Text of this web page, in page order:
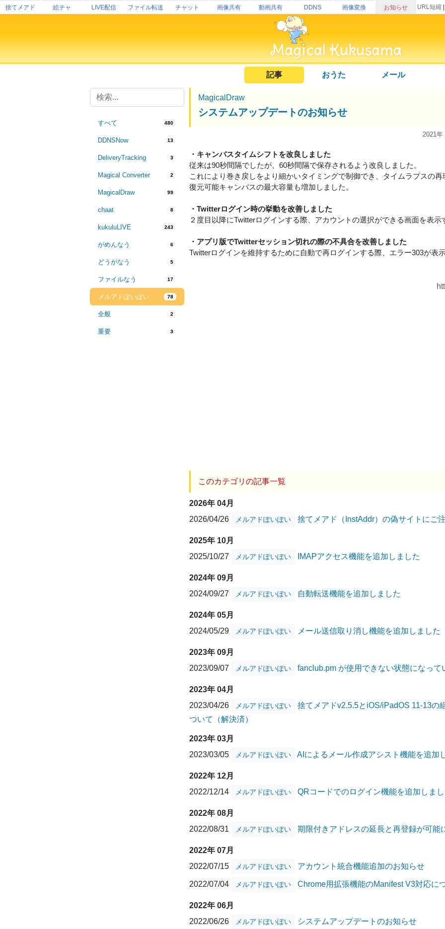
捨てメアド 絵チャ LIVE配信 ファイル転送 チャット 画像共有 動画共有 DDNS 画像変換 お知らせ URL短縮
記事 おうた メール
すべて 480
DDNSNow 13
DeliveryTracking 3
Magical Converter 2
MagicalDraw 99
chaat 8
kukuluLIVE 243
がめんなう 6
どうがなう 5
ファイルなう 17
メルアドぽいぽい 78
全般 2
重要 3
MagicalDraw
システムアップデートのお知らせ
2021年
・キャンバスタイムシフトを改良しました
従来は90秒間隔でしたが、60秒間隔で保存されるよう改良しました。
これにより巻き戻しをより細かいタイミングで制御でき、タイムラプスの再
復元可能キャンバスの最大容量も増加しました。
・Twitterログイン時の挙動を改善しました
２度目以降にTwitterログインする際、アカウントの選択ができる画面を表示
・アプリ版でTwitterセッション切れの際の不具合を改善しました
Twitterログインを維持するために自動で再ログインする際、エラー303が表
このカテゴリの記事一覧
2026年 04月
2026/04/26
メルアドぽいぽい 捨てメアド（InstAddr）の偽サイトにご
2025年 10月
2025/10/27
メルアドぽいぽい IMAPアクセス機能を追加しました
2024年 09月
2024/09/27
メルアドぽいぽい 自動転送機能を追加しました
2024年 05月
2024/05/29
メルアドぽいぽい メール送信取り消し機能を追加しました
2023年 09月
2023/09/07
メルアドぽいぽい fanclub.pm が使用できない状態になって
2023年 04月
2023/04/26
メルアドぽいぽい
捨てメアドv2.5.5とiOS/iPadOS 11-13の
ついて（解決済）
2023年 03月
2023/03/05
メルアドぽいぽい AIによるメール作成アシスト機能を追加
2022年 12月
2022/12/14
メルアドぽいぽい QRコードでのログイン機能を追加しまし
2022年 08月
2022/08/31
メルアドぽいぽい 期限付きアドレスの延長と再登録が可能
2022年 07月
2022/07/15
メルアドぽいぽい アカウント統合機能追加のお知らせ
2022/07/04 メルアドぽいぽい Chrome用拡張機能のManifest V3対応に
2022年 06月
2022/06/26
メルアドぽいぽい システムアップデートのお知らせ